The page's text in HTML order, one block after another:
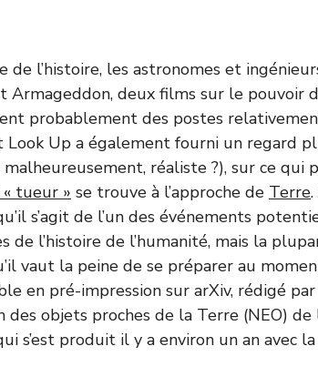
de l’histoire, les astronomes et
Armageddon, deux films sur le pouvoir
probablement des postes
Look Up a également fourni un regard
malheureusement, réaliste ?), sur ce
tueur » se trouve à l’approche de Terre
s’agit de l’un des événements
de l’histoire de l’humanité, mais la
vaut la peine de se préparer au
en pré-impression sur arXiv, rédigé
des objets proches de la Terre (NEO) de
s’est produit il y a environ un an avec